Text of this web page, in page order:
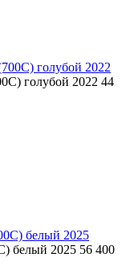
голубой 2022 44
белый 2025 56 400